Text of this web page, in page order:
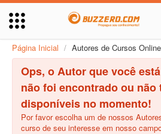
Página Inicial / Autores de Cursos Online
Ops, o Autor que você
não foi encontrado ou não
disponíveis no momento!
Por favor escolha um de nossos
curso de seu interesse em nosso